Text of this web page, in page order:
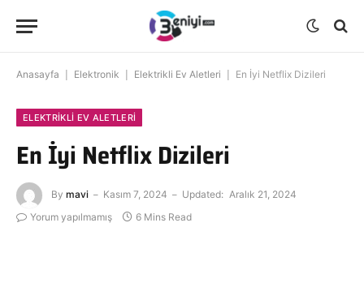
Anasayfa Elektronik Elektrikli Ev Aletleri En İyi Netflix Dizileri
ELEKTRIKLI EV ALETLERI
En İyi Netflix Dizileri
By mavi Kasım 7, 2024 Updated: Aralık 21, 2024
Yorum yapılmamış
6 Mins Read